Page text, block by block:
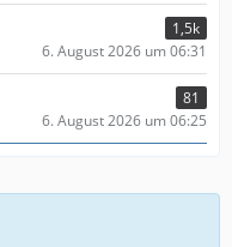
1,5k
6. August 2026 um 06:31
81
6. August 2026 um 06:25